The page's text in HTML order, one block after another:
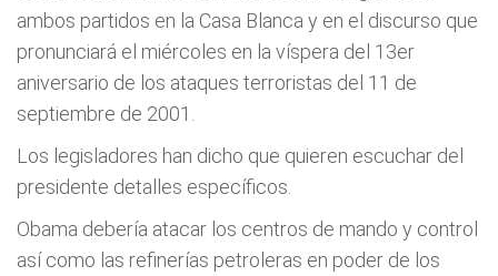
ambos partidos en la Casa Blanca y en el discurso que
pronunciará el miércoles en la víspera del 13er
aniversario de los ataques terroristas del 11 de
septiembre de 2001.
Los legisladores han dicho que quieren escuchar del
presidente detalles específicos.
Obama debería atacar los centros de mando y control
así como las refinerías petroleras en poder de los